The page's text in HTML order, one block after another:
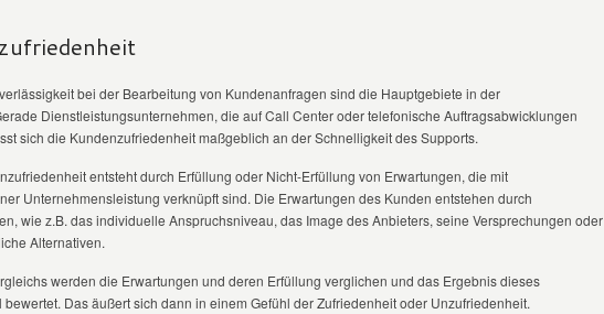
bei der Bearbeitung von Kundenanfragen sind die Hauptgebiete in der
Dienstleistungsunternehmen, die auf Call Center oder telefonische Auftragsabwicklungen
sich die Kundenzufriedenheit maßgeblich an der Schnelligkeit des Supports.
entsteht durch Erfüllung oder Nicht-Erfüllung von Erwartungen, die mit
Unternehmensleistung verknüpft sind. Die Erwartungen des Kunden entstehen durch
wie z.B. das individuelle Anspruchsniveau, das Image des Anbieters, seine Versprechungen oder
Alternativen.
werden die Erwartungen und deren Erfüllung verglichen und das Ergebnis dieses
Das äußert sich dann in einem Gefühl der Zufriedenheit oder Unzufriedenheit.